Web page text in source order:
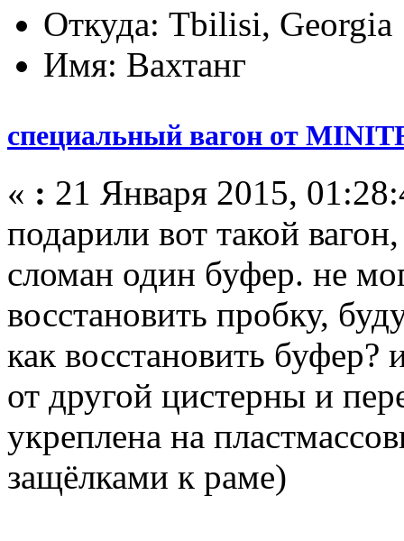
Откуда: Tbilisi, Georgia
Имя: Вахтанг
специальный вагон от
« : 21 Января 2015,
подарили вот такой
сломан один буфер. не
восстановить пробку,
как восстановить
от другой цистерны и
укреплена на
защёлками к раме)